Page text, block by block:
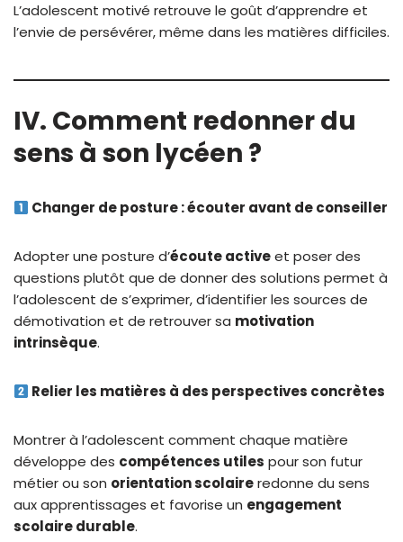
L’adolescent motivé retrouve le goût d’apprendre et
l’envie de persévérer, même dans les matières difficiles.
IV. Comment redonner du
sens à son lycéen ?
Changer de posture : écouter avant de conseiller
Adopter une posture d’écoute activeet poser des
questions plutôt que de donner des solutions permet à
l’adolescent de s’exprimer, d’identifier les sources de
démotivation et de retrouver sa motivation
intrinsèque.
Relier les matières à des perspectives concrètes
Montrer à l’adolescent comment chaque matière
développe des compétences utiles pour son futur
métier ou son orientation scolaireredonne du sens
aux apprentissages et favorise un engagement
scolaire durable.